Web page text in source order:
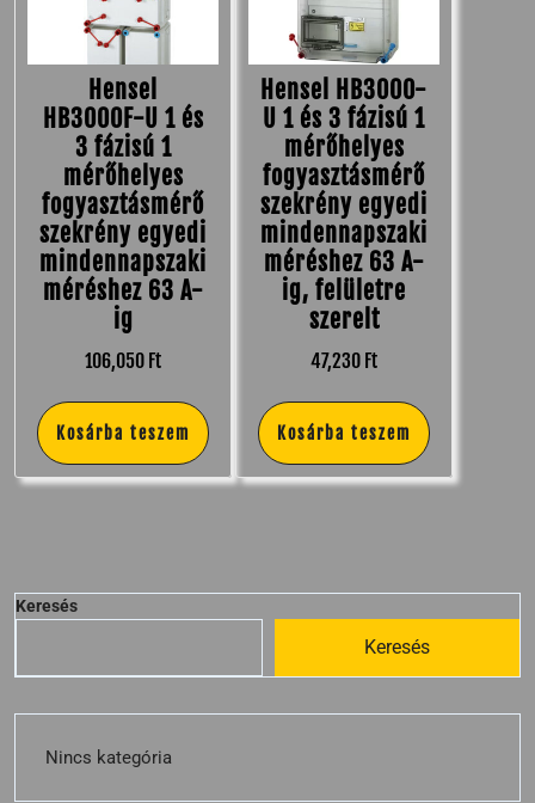
Hensel
HB3000F-U 1 és
3 fázisú 1
mérőhelyes
fogyasztásmérő
szekrény egyedi
mindennapszaki
méréshez 63 A-
ig
106,050 Ft
Kosárba teszem
Hensel HB3000-
U 1 és 3 fázisú 1
mérőhelyes
fogyasztásmérő
szekrény egyedi
mindennapszaki
méréshez 63 A-
ig, felületre
szerelt
47,230 Ft
Kosárba teszem
Keresés
Keresés
Nincs kategória